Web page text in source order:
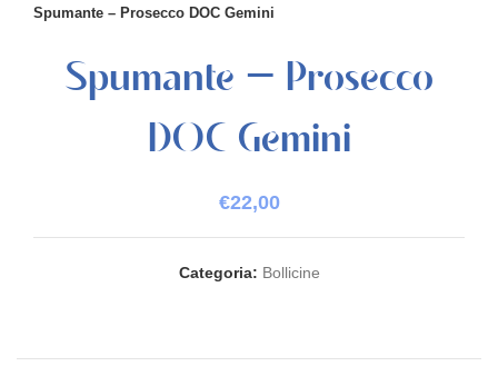
Spumante – Prosecco DOC Gemini
Spumante – Prosecco
DOC Gemini
€22,00
Categoria: Bollicine